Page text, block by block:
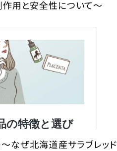
用と安全性について～
なぜ北海道産サラブレッド